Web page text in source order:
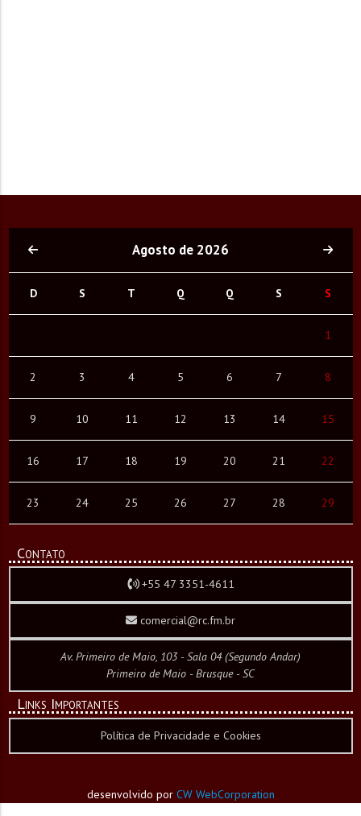
Agosto de 2026
D S T Q Q S S
1
2 3 4 5 6 7 8
9 10 11 12 13 14 15
16 17 18 19 20 21 22
23 24 25 26 27 28 29
Contato
+55 47 3351-4611
comercial@rc.fm.br
Av. Primeiro de Maio, 103 - Sala 04 (Segundo Andar)
Primeiro de Maio - Brusque - SC
Links Importantes
Política de Privacidade e Cookies
desenvolvido por CW WebCorporation